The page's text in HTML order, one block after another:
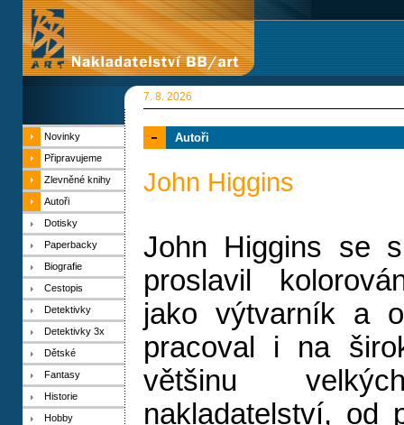
7. 8. 2026
Novinky
Připravujeme
Zlevněné knihy
Autoři
Dotisky
Paperbacky
Biografie
Cestopis
Detektivky
Detektivky 3x
Dětské
Fantasy
Historie
Hobby
Autoři
John Higgins
John Higgins se
proslavil
jako výtvarník a
pracoval i na
většinu
nakladatelství, od